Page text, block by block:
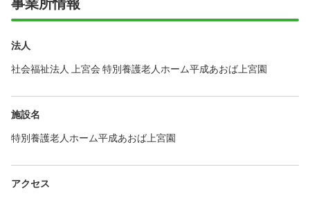
法人
社会福祉法人 上宮会 特別養護老人ホーム平成あおば上宮園
施設名
特別養護老人ホーム平成あおば上宮園
アクセス